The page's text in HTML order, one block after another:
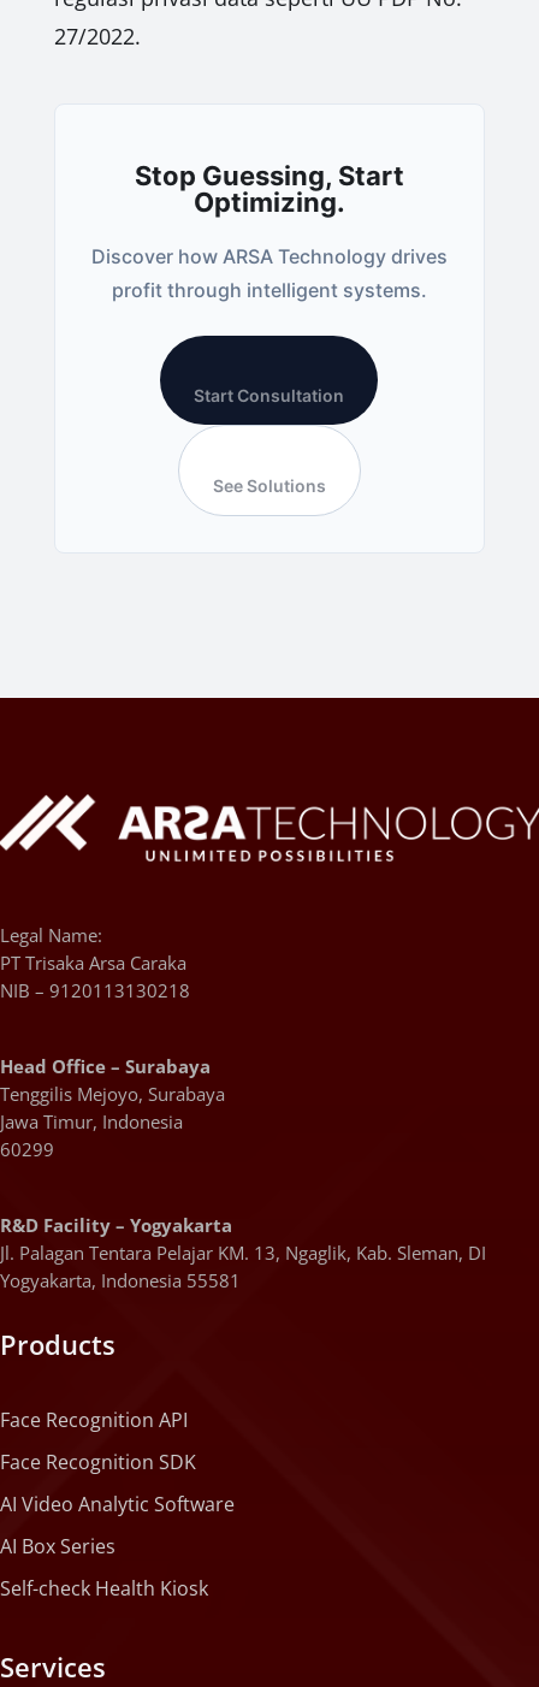
27/2022.
Stop Guessing, Start
Optimizing.
Discover how ARSA Technology drives
profit through intelligent systems.
Start Consultation
See Solutions
Legal Name:
PT Trisaka Arsa Caraka
NIB – 9120113130218
Head Office – Surabaya
Tenggilis Mejoyo, Surabaya
Jawa Timur, Indonesia
60299
R&D Facility – Yogyakarta
Jl. Palagan Tentara Pelajar KM. 13, Ngaglik, Kab. Sleman, DI
Yogyakarta, Indonesia 55581
Products
Face Recognition API
Face Recognition SDK
AI Video Analytic Software
AI Box Series
Self-check Health Kiosk
Services